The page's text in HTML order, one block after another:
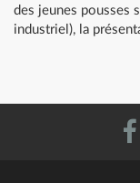
des jeunes pousses
industriel), la